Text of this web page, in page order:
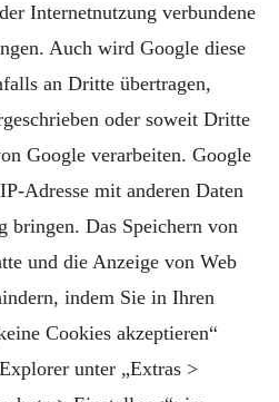
Internetnutzung verbundene
Auch wird Google diese
an Dritte übertragen,
oder soweit Dritte
Google verarbeiten. Google
Adresse mit anderen Daten
bringen. Das Speichern von
und die Anzeige von Web
indem Sie in Ihren
Cookies akzeptieren“
unter „Extras >